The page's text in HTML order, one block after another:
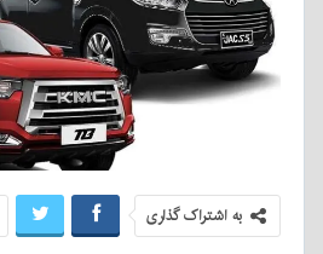
به اشتراک گذاری